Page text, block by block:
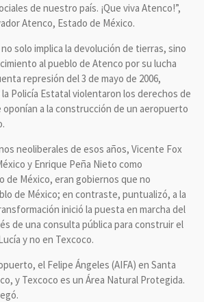
de nuestro país. ¡Que viva Atenco!”,
Atenco, Estado de México.
solo implica la devolución de tierras, sino
al pueblo de Atenco por su lucha
represión del 3 de mayo de 2006,
Policía Estatal violentaron los derechos de
a la construcción de un aeropuerto
neoliberales de esos años, Vicente Fox
y Enrique Peña Nieto como
de México, eran gobiernos que no
de México; en contraste, puntualizó, a la
inició la puesta en marcha del
de una consulta pública para construir el
y no en Texcoco.
el Felipe Ángeles (AIFA) en Santa
y Texcoco es un Área Natural Protegida.